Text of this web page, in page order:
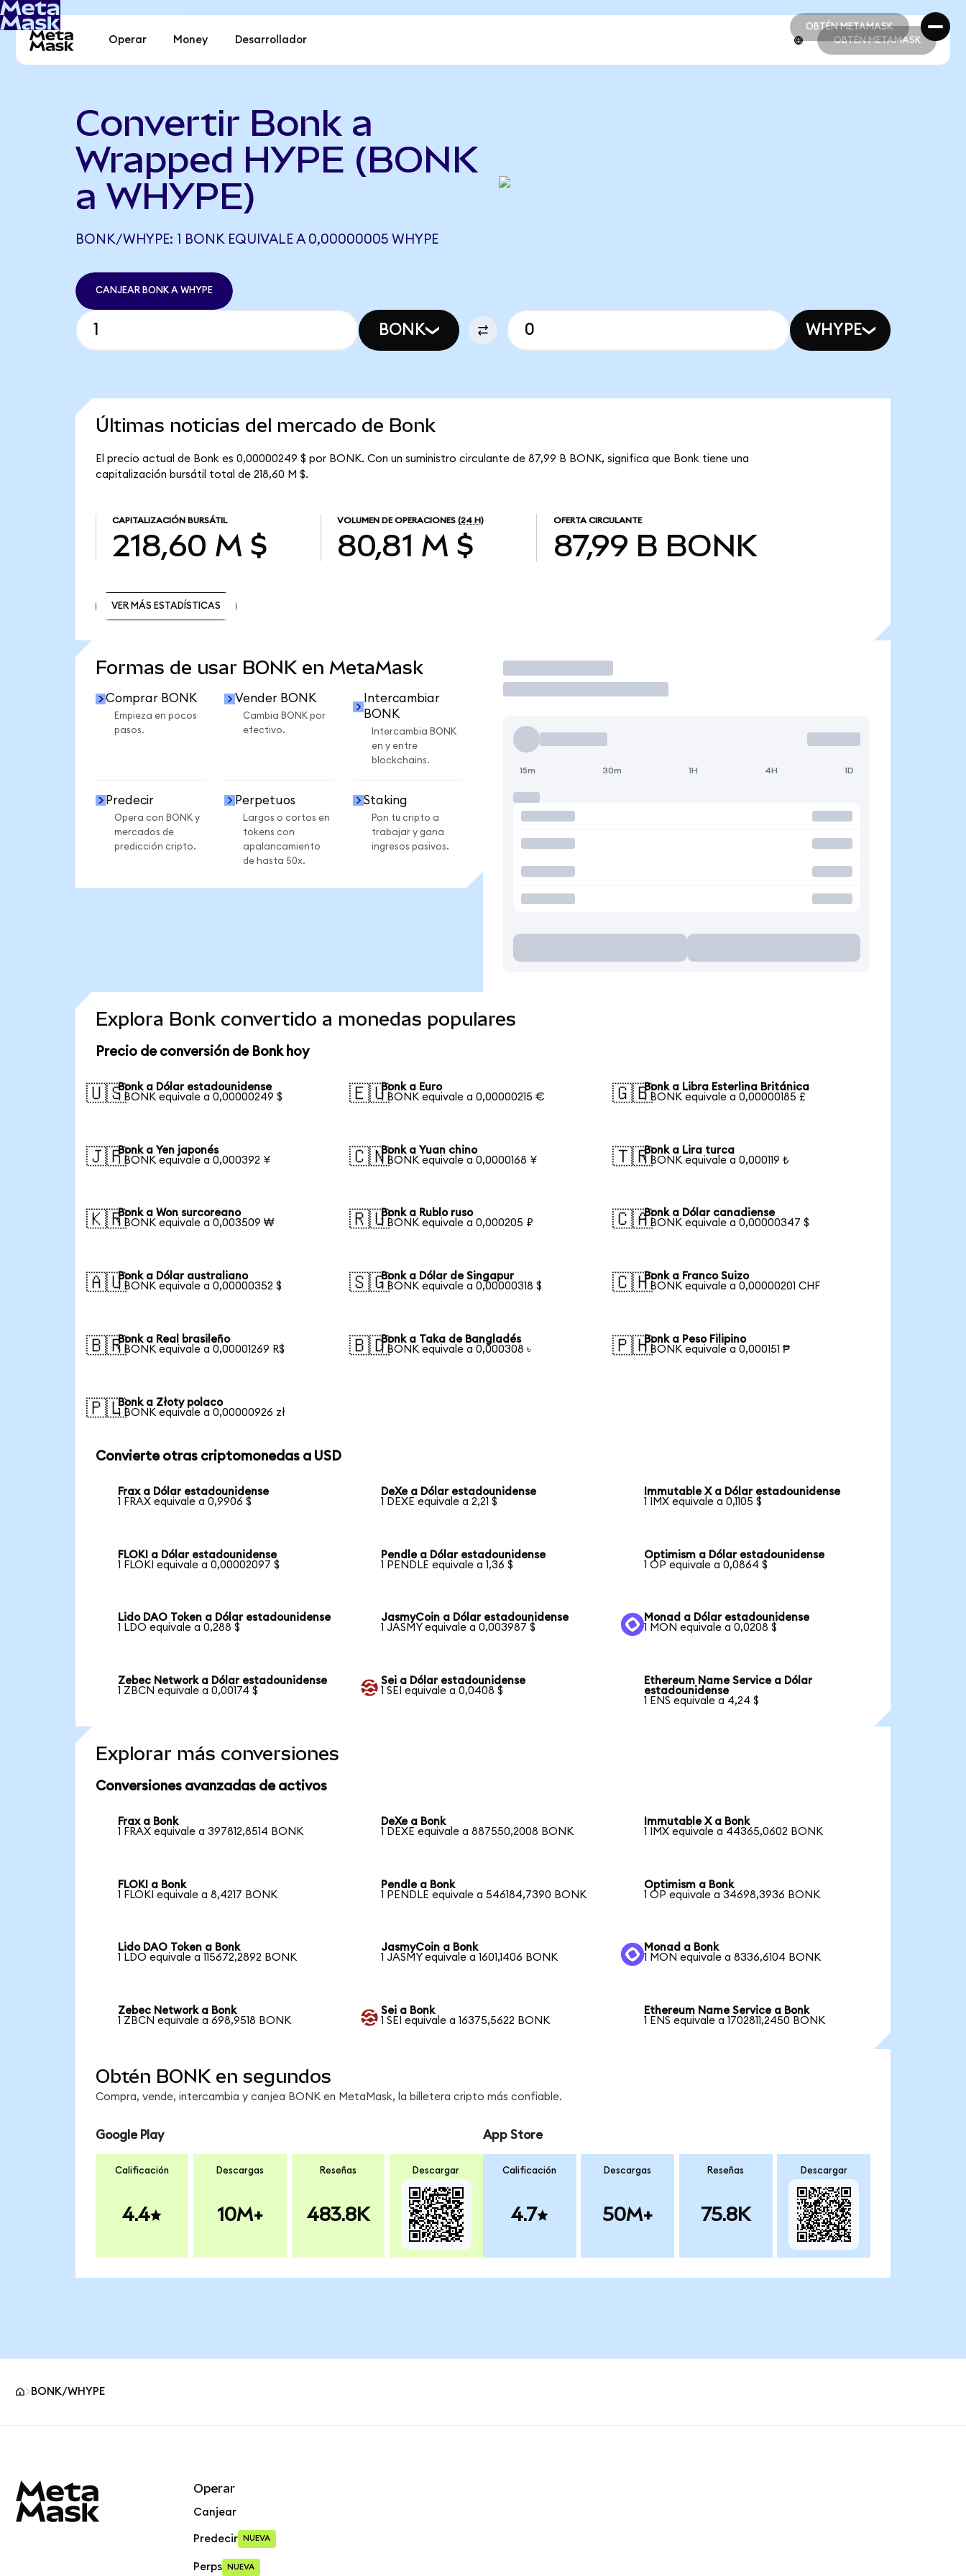
OBTÉN METAMASK
OBTÉN METAMASK
Operar Money Desarrollador OBTÉN METAMASK
Convertir Bonk a
Wrapped HYPE (BONK
a WHYPE)
BONK/WHYPE: 1 BONK EQUIVALE A 0,00000005 WHYPE
CANJEAR BONK A WHYPE
BONK WHYPE
Últimas noticias del mercado de Bonk
El precio actual de Bonk es 0,00000249 $ por BONK. Con un suministro circulante de 87,99 B BONK, significa que Bonk tiene una
capitalización bursátil total de 218,60 M $.
CAPITALIZACIÓN BURSÁTIL
218,60 M $
VOLUMEN DE OPERACIONES (24 H)
80,81 M $
OFERTA CIRCULANTE
87,99 B BONK
VER MÁS ESTADÍSTICAS
Formas de usar BONK en MetaMask
Comprar BONK
Empieza en pocos
pasos.
Vender BONK
Cambia BONK por
efectivo.
Intercambiar
BONK
Intercambia BONK
en y entre
blockchains.
Predecir
Opera con BONK y
mercados de
predicción cripto.
Perpetuos
Largos o cortos en
tokens con
apalancamiento
de hasta 50x.
Staking
Pon tu cripto a
trabajar y gana
ingresos pasivos.
Operar
15m 30m 1H 4H 1D
Explora Bonk convertido a monedas populares
Precio de conversión de Bonk hoy
🇺🇸Bonk a Dólar estadounidense
1 BONK equivale a 0,00000249 $
🇪🇺Bonk a Euro
1 BONK equivale a 0,00000215 €
🇬🇧Bonk a Libra Esterlina Británica
1 BONK equivale a 0,00000185 £
🇯🇵Bonk a Yen japonés
1 BONK equivale a 0,000392 ¥
🇨🇳Bonk a Yuan chino
1 BONK equivale a 0,0000168 ¥
🇹🇷Bonk a Lira turca
1 BONK equivale a 0,000119 ₺
🇰🇷Bonk a Won surcoreano
1 BONK equivale a 0,003509 ₩
🇷🇺Bonk a Rublo ruso
1 BONK equivale a 0,000205 ₽
🇨🇦Bonk a Dólar canadiense
1 BONK equivale a 0,00000347 $
🇦🇺Bonk a Dólar australiano
1 BONK equivale a 0,00000352 $
🇸🇬Bonk a Dólar de Singapur
1 BONK equivale a 0,00000318 $
🇨🇭Bonk a Franco Suizo
1 BONK equivale a 0,00000201 CHF
🇧🇷Bonk a Real brasileño
1 BONK equivale a 0,00001269 R$
🇧🇩Bonk a Taka de Bangladés
1 BONK equivale a 0,000308 ৳
🇵🇭Bonk a Peso Filipino
1 BONK equivale a 0,000151 ₱
🇵🇱Bonk a Złoty polaco
1 BONK equivale a 0,00000926 zł
Convierte otras criptomonedas a USD
Frax a Dólar estadounidense
1 FRAX equivale a 0,9906 $
DeXe a Dólar estadounidense
1 DEXE equivale a 2,21 $
Immutable X a Dólar estadounidense
1 IMX equivale a 0,1105 $
FLOKI a Dólar estadounidense
1 FLOKI equivale a 0,00002097 $
Pendle a Dólar estadounidense
1 PENDLE equivale a 1,36 $
Optimism a Dólar estadounidense
1 OP equivale a 0,0864 $
Lido DAO Token a Dólar estadounidense
1 LDO equivale a 0,288 $
JasmyCoin a Dólar estadounidense
1 JASMY equivale a 0,003987 $
Monad a Dólar estadounidense
1 MON equivale a 0,0208 $
Zebec Network a Dólar estadounidense
1 ZBCN equivale a 0,00174 $
Sei a Dólar estadounidense
1 SEI equivale a 0,0408 $
Ethereum Name Service a Dólar
estadounidense
1 ENS equivale a 4,24 $
Explorar más conversiones
Conversiones avanzadas de activos
Frax a Bonk
1 FRAX equivale a 397812,8514 BONK
DeXe a Bonk
1 DEXE equivale a 887550,2008 BONK
Immutable X a Bonk
1 IMX equivale a 44365,0602 BONK
FLOKI a Bonk
1 FLOKI equivale a 8,4217 BONK
Pendle a Bonk
1 PENDLE equivale a 546184,7390 BONK
Optimism a Bonk
1 OP equivale a 34698,3936 BONK
Lido DAO Token a Bonk
1 LDO equivale a 115672,2892 BONK
JasmyCoin a Bonk
1 JASMY equivale a 1601,1406 BONK
Monad a Bonk
1 MON equivale a 8336,6104 BONK
Zebec Network a Bonk
1 ZBCN equivale a 698,9518 BONK
Sei a Bonk
1 SEI equivale a 16375,5622 BONK
Ethereum Name Service a Bonk
1 ENS equivale a 1702811,2450 BONK
Obtén BONK en segundos
Compra, vende, intercambia y canjea BONK en MetaMask, la billetera cripto más confiable.
Google Play
Calificación
4.4
Descargas
10M+
Reseñas
483.8K
Descargar
App Store
Calificación
4.7
Descargas
50M+
Reseñas
75.8K
Descargar
BONK/WHYPE
Operar
Canjear
Predecir NUEVA
Perps NUEVA